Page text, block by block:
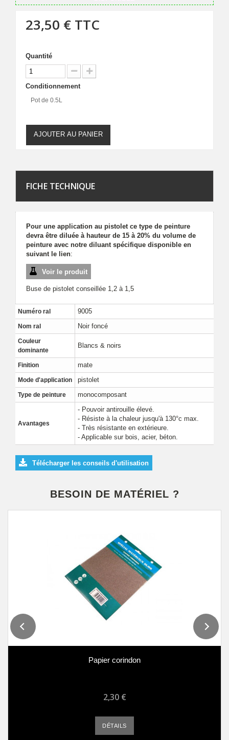
23,50 € TTC
Quantité
Conditionnement
Pot de 0.5L
AJOUTER AU PANIER
FICHE TECHNIQUE
Pour une application au pistolet ce type de peinture
devra être diluée à hauteur de 15 à 20% du volume de
peinture avec notre diluant spécifique disponible en
suivant le lien:
Voir le produit
Buse de pistolet conseillée 1,2 à 1,5
Numéro ral 9005
Nom ral Noir foncé
Couleur
dominante
Blancs & noirs
Finition mate
Mode d'application pistolet
Type de peinture monocomposant
Avantages
- Pouvoir antirouille élevé.
- Résiste à la chaleur jusqu'à 130°c max.
- Très résistante en extérieure.
- Applicable sur bois, acier, béton.
Télécharger les conseils d'utilisation
BESOIN DE MATÉRIEL ?
Papier corindon
2,30 €
DÉTAILS